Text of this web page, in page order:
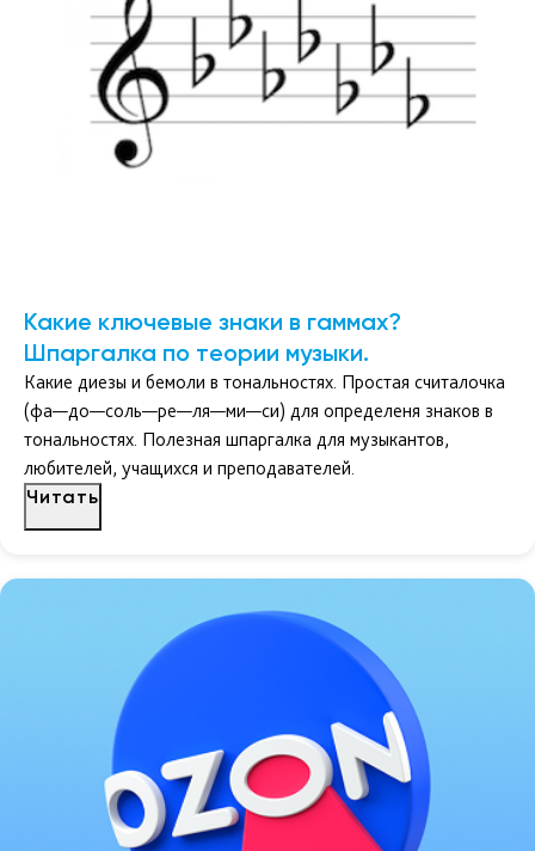
Какие ключевые знаки в гаммах?
Шпаргалка по теории музыки.
Какие диезы и бемоли в тональностях. Простая считалочка
(фа—до—соль—ре—ля—ми—си) для определеня знаков в
тональностях. Полезная шпаргалка для музыкантов,
любителей, учащихся и преподавателей.
Читать